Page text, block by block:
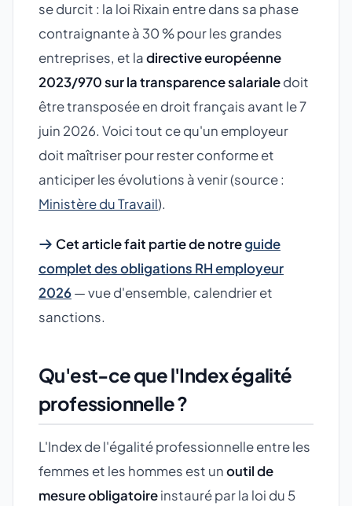
se durcit : la loi Rixain entre dans sa phase
contraignante à 30 % pour les grandes
entreprises, et ladirective européenne
2023/970 sur la transparence salarialedoit
être transposée en droit français avant le 7
juin 2026. Voici tout ce qu'un employeur
doit maîtriser pour rester conforme et
anticiper les évolutions à venir (source :
Ministère du Travail).
Cet article fait partie de notreguide
complet des obligations RH employeur
2026— vue d'ensemble, calendrier et
sanctions.
Qu'est-ce que l'Index égalité
professionnelle ?
L'Index de l'égalité professionnelle entre les
femmes et les hommes est unoutil de
mesure obligatoireinstauré par la loi du 5